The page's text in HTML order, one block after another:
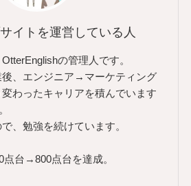
イトを運営している人
の管理人です。
、エンジニア→マーケティング
わったキャリアを積んでいます
、勉強を続けています。
台→800点台を達成。